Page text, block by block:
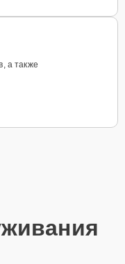
а также